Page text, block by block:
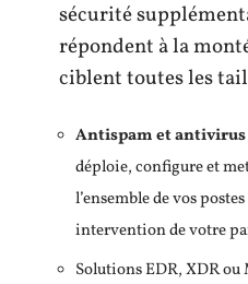
sécurité
répondent à la
ciblent toutes les
Antispam et antivirus
déploie, configure et
l’ensemble de vos
intervention de votre
Solutions EDR, XDR ou